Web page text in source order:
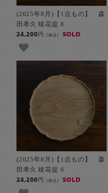
(2025年8月)【1点もの】 森
田孝久 稜花盆 8
24,200円[税込] SOLD
(2025年8月)【1点もの】 森
田孝久 稜花盆 6
24,200円[税込] SOLD